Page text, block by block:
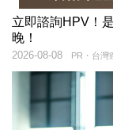
立即諮詢HPV！
晚！
PR・台灣
2026-08-08